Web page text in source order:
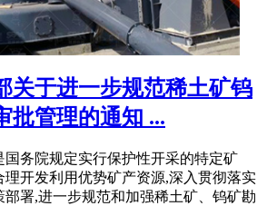
关于进一步规范稀土矿钨
批管理的通知 ...
国务院规定实行保护性开采的特定矿
理开发利用优势矿产资源,深入贯彻落实
部署,进一步规范和加强稀土矿、钨矿勘